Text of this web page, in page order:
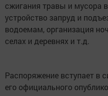
сжигания травы и мусора
устройство запруд и
водоемам, организация
селах и деревнях и т.д.
Распоряжение вступает в
его официального